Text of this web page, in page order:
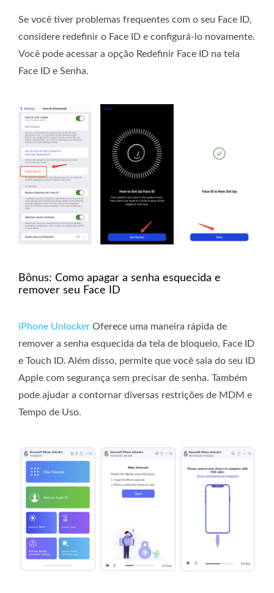
Se você tiver problemas frequentes com o seu Face ID,
considere redefinir o Face ID e configurá-lo novamente.
Você pode acessar a opção Redefinir Face ID na tela
Face ID e Senha.
Bônus: Como apagar a senha esquecida e
remover seu Face ID
iPhone Unlocker Oferece uma maneira rápida de
remover a senha esquecida da tela de bloqueio, Face ID
e Touch ID. Além disso, permite que você saia do seu ID
Apple com segurança sem precisar de senha. Também
pode ajudar a contornar diversas restrições de MDM e
Tempo de Uso.